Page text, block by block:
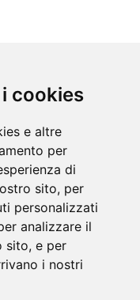
cookies
e altre
per
di
sito, per
personalizzati
analizzare il
sito, e per
i nostri